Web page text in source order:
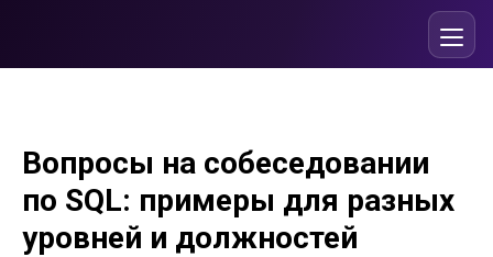
Вопросы на собеседовании
по SQL: примеры для разных
уровней и должностей